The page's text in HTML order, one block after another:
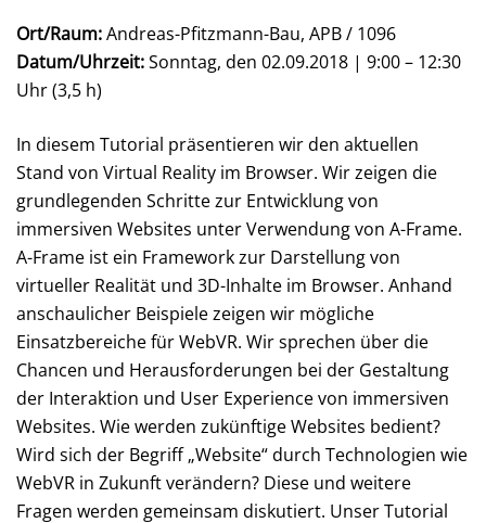
Ort/Raum:Andreas-Pfitzmann-Bau, APB / 1096
Datum/Uhrzeit:Sonntag, den 02.09.2018 | 9:00 – 12:30
Uhr (3,5 h)
In diesem Tutorial präsentieren wir den aktuellen
Stand von Virtual Reality im Browser. Wir zeigen die
grundlegenden Schritte zur Entwicklung von
immersiven Websites unter Verwendung von A-Frame.
A-Frame ist ein Framework zur Darstellung von
virtueller Realität und 3D-Inhalte im Browser. Anhand
anschaulicher Beispiele zeigen wir mögliche
Einsatzbereiche für WebVR. Wir sprechen über die
Chancen und Herausforderungen bei der Gestaltung
der Interaktion und User Experience von immersiven
Websites. Wie werden zukünftige Websites bedient?
Wird sich der Begriff „Website“ durch Technologien wie
WebVR in Zukunft verändern? Diese und weitere
Fragen werden gemeinsam diskutiert. Unser Tutorial